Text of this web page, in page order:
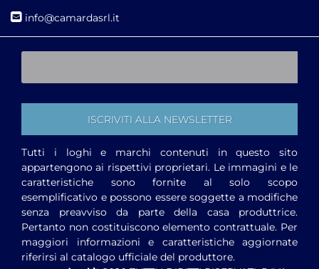
info@camardasrl.it
Tutti i loghi e marchi contenuti in questo sito
appartengono ai rispettivi proprietari. Le immagini e le
caratteristiche sono fornite al solo scopo
esemplificativo e possono essere soggette a modifiche
senza preavviso da parte della casa produttrice.
Pertanto non costituiscono elemento contrattuale. Per
maggiori informazioni e caratteristiche aggiornate
riferirsi al catalogo ufficiale del produttore.